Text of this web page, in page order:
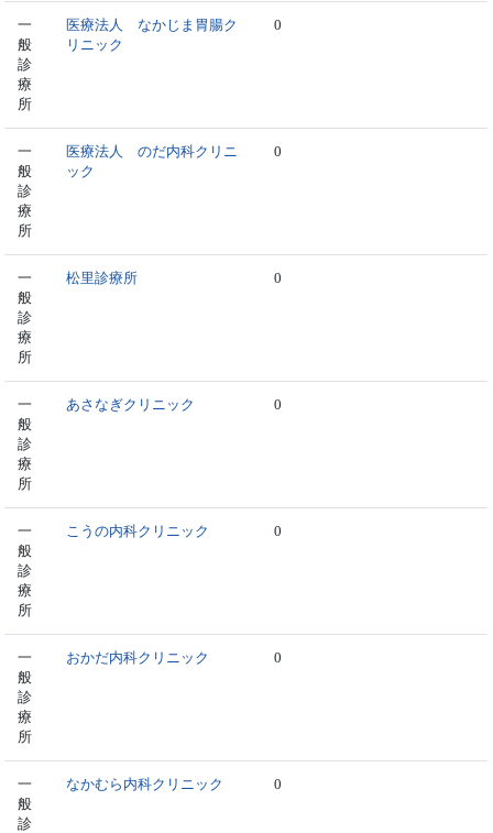
一
般
診
療
所
医療法人 なかじま胃腸ク
リニック
0
一
般
診
療
所
医療法人 のだ内科クリニ
ック
0
一
般
診
療
所
松里診療所 0
一
般
診
療
所
あさなぎクリニック 0
一
般
診
療
所
こうの内科クリニック 0
一
般
診
療
所
おかだ内科クリニック 0
一
般
診
なかむら内科クリニック 0